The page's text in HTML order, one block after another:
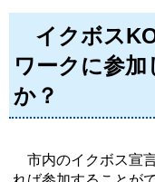
イクボス
ワークに参加
か？
市内のイクボス宣